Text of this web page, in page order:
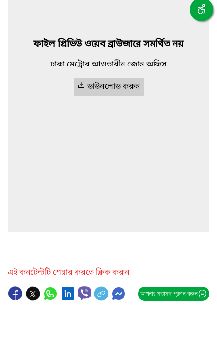
ফাইল প্রিভিউ ওয়েব ব্রাউজারে সমর্থিত নয়
ঢাকা মেট্রোর আওতাধীন জোন অফিস
ডাউনলোড করুন
এই কনটেন্টটি শেয়ার করতে ক্লিক করুন
আপনার মতামত প্রদান করুন